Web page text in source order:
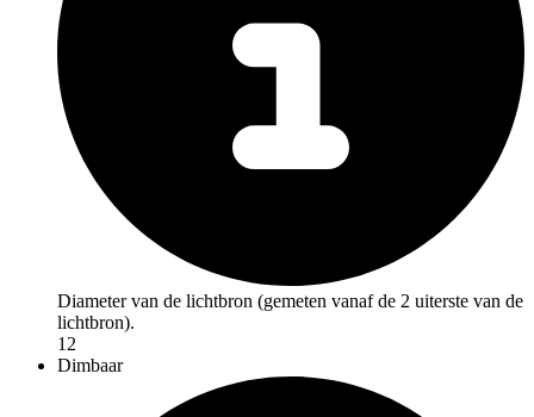
Diameter van de lichtbron (gemeten vanaf de 2 uiterste van de
lichtbron).
12
Dimbaar